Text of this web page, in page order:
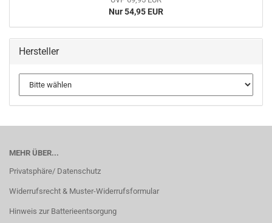
Nur 54,95 EUR
Hersteller
MEHR ÜBER...
Privatsphäre/ Datenschutz
Widerrufsrecht & Muster-Widerrufsformular
Hinweis zur Batterieentsorgung